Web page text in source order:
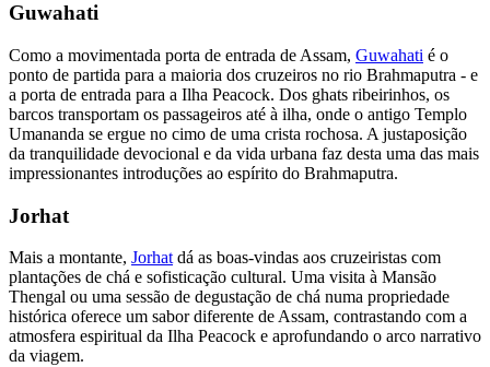
Guwahati
Como a movimentada porta de entrada de Assam, Guwahati é o
ponto de partida para a maioria dos cruzeiros no rio Brahmaputra - e
a porta de entrada para a Ilha Peacock. Dos ghats ribeirinhos, os
barcos transportam os passageiros até à ilha, onde o antigo Templo
Umananda se ergue no cimo de uma crista rochosa. A justaposição
da tranquilidade devocional e da vida urbana faz desta uma das mais
impressionantes introduções ao espírito do Brahmaputra.
Jorhat
Mais a montante, Jorhatdá as boas-vindas aos cruzeiristas com
plantações de chá e sofisticação cultural. Uma visita à Mansão
Thengal ou uma sessão de degustação de chá numa propriedade
histórica oferece um sabor diferente de Assam, contrastando com a
atmosfera espiritual da Ilha Peacock e aprofundando o arco narrativo
da viagem.